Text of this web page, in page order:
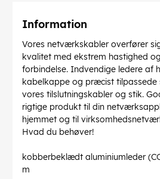
Information
Vores netværkskabler overfører
kvalitet med ekstrem hastighed
forbindelse. Indvendige ledere af
kabelkappe og præcist tilpassede
vores tilslutningskabler og stik.
rigtige produkt til din
hjemmet og til
Hvad du behøver!
kobberbeklædt aluminiumleder
m